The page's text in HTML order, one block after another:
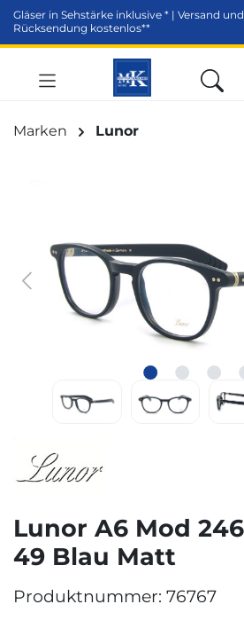
springen
Gläser in Sehstärke inklusive * | Versand und
Rücksendung kostenlos**
Marken Lunor
Lunor A6 Mod
49 Blau Matt
Produktnummer: 76767